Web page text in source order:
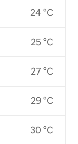
24 °C
25 °C
27 °C
29 °C
30 °C